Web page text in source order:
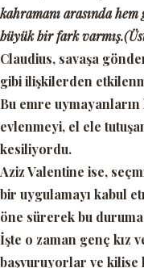
kahramanı arasında
büyük bir fark
Claudius, savaşa
gibi ilişkilerden
Bu emre uymayanların
evlenmeyi, el ele
kesiliyordu.
Aziz Valentine ise,
bir uygulamayı kabul
öne sürerek bu
İşte o zaman genç kız
başvuruyorlar ve